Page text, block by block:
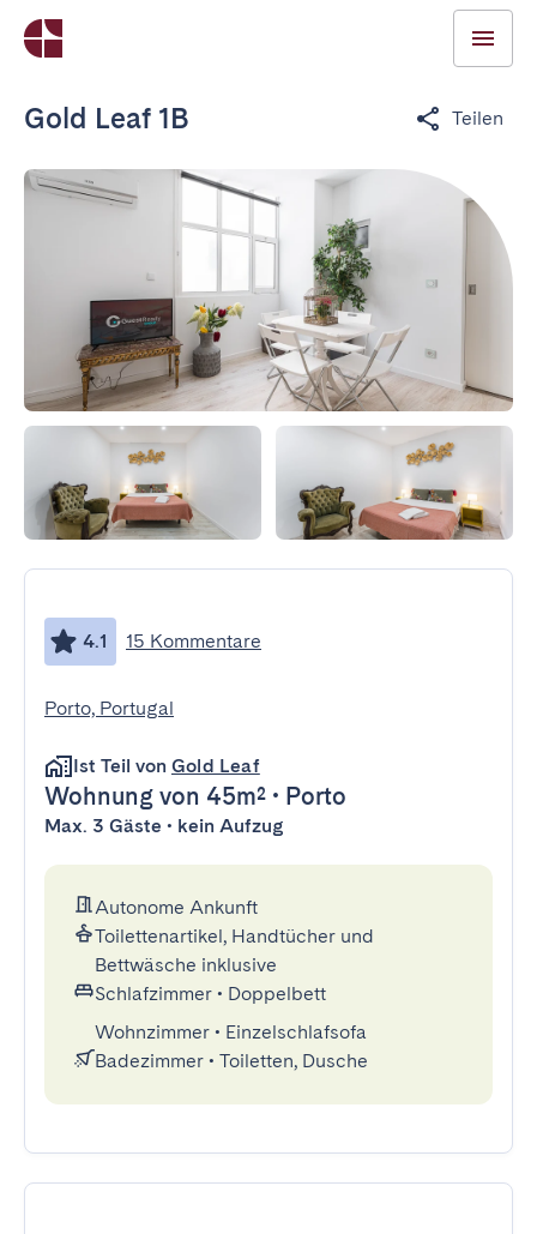
Gold Leaf 1B Teilen
4.1 15 Kommentare
Porto, Portugal
Ist Teil von Gold Leaf
Wohnung von 45m² • Porto
Max. 3 Gäste • kein Aufzug
Autonome Ankunft
Toilettenartikel, Handtücher und
Bettwäsche inklusive
Schlafzimmer • Doppelbett
Wohnzimmer • Einzelschlafsofa
Badezimmer • Toiletten, Dusche